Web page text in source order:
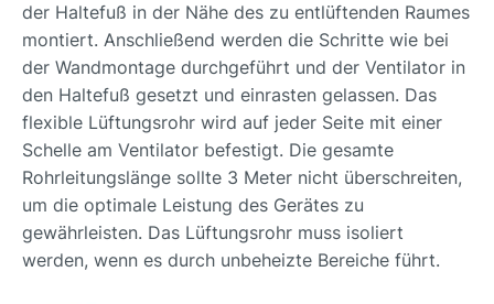
der Haltefuß in der Nähe des zu entlüftenden Raumes
montiert. Anschließend werden die Schritte wie bei
der Wandmontage durchgeführt und der Ventilator in
den Haltefuß gesetzt und einrasten gelassen. Das
flexible Lüftungsrohr wird auf jeder Seite mit einer
Schelle am Ventilator befestigt. Die gesamte
Rohrleitungslänge sollte 3 Meter nicht überschreiten,
um die optimale Leistung des Gerätes zu
gewährleisten. Das Lüftungsrohr muss isoliert
werden, wenn es durch unbeheizte Bereiche führt.